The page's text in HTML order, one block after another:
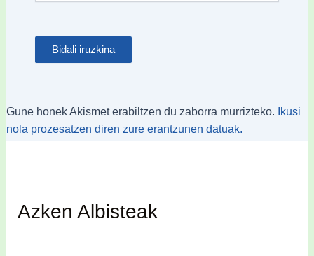
Gune honek Akismet erabiltzen du zaborra murrizteko.
Ikusi
nola prozesatzen diren zure erantzunen datuak.
Azken Albisteak